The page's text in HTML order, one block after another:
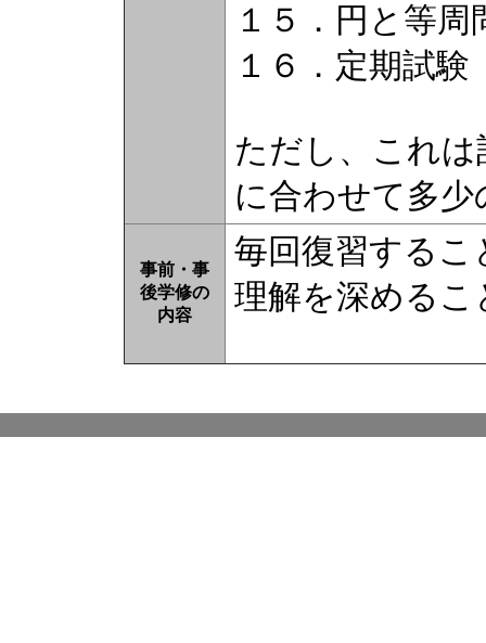
１５．円と等周
１６．定期試験
ただし、これ
に合わせて多
事前・事
後学修の
内容
毎回復習する
理解を深めるこ